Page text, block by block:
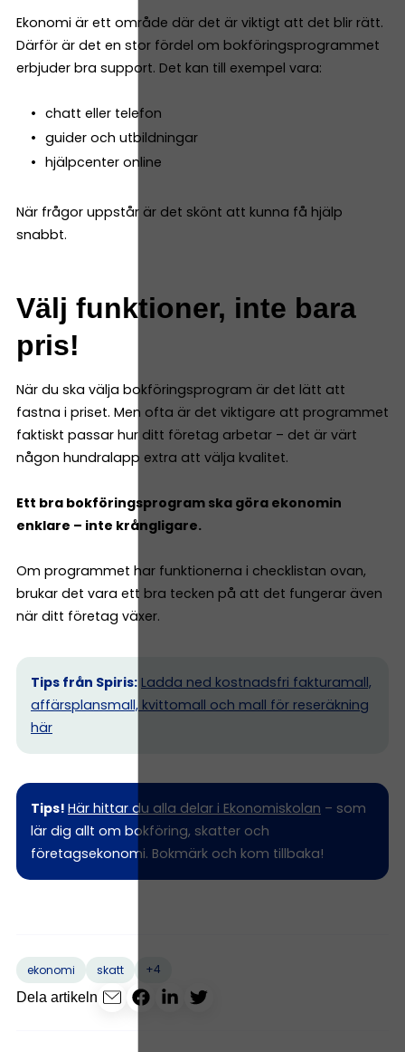
Ekonomi är ett område där det är viktigt att det blir rätt.
Därför är det en stor fördel om bokföringsprogrammet
erbjuder bra support. Det kan till exempel vara:
chatt eller telefon
guider och utbildningar
hjälpcenter online
När frågor uppstår är det skönt att kunna få hjälp
snabbt.
Välj funktioner, inte bara
pris!
När du ska välja bokföringsprogram är det lätt att
fastna i priset. Men ofta är det viktigare att programmet
faktiskt passar hur ditt företag arbetar – det är värt
någon hundralapp extra att välja kvalitet.
Ett bra bokföringsprogram ska göra ekonomin
enklare – inte krångligare.
Om programmet har funktionerna i checklistan ovan,
brukar det vara ett bra tecken på att det fungerar även
när ditt företag växer.
Tips från Spiris: Ladda ned kostnadsfri fakturamall,
affärsplansmall, kvittomall och mall för reseräkning
här
Tips! Här hittar du alla delar i Ekonomiskolan – som
lär dig allt om bokföring, skatter och
företagsekonomi. Bokmärk och kom tillbaka!
ekonomi skatt
+4
Dela artikeln